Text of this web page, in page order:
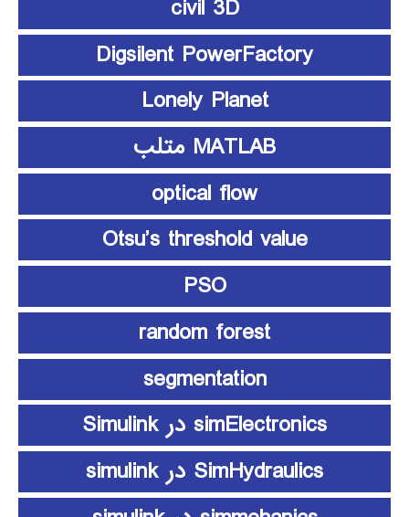
civil 3D
Digsilent PowerFactory
Lonely Planet
MATLAB متلب
optical flow
Otsu’s threshold value
PSO
random forest
segmentation
simElectronics در Simulink
SimHydraulics در simulink